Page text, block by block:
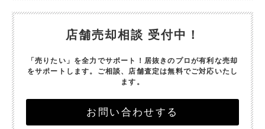
店舗売却相談 受付中！
「売りたい」を全力でサポート！ 居抜きのプロが有利な売却
をサポートします。 ご相談、店舗査定は無料でご対応いたし
ます。
お問い合わせする